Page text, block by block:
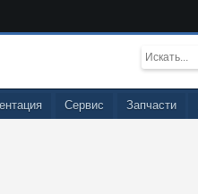
Запчасти
Сервис